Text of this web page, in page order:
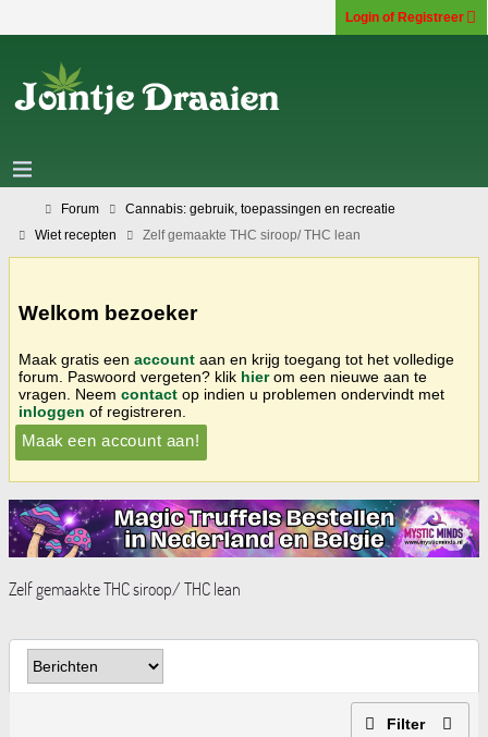
Login of Registreer
Forum
Cannabis: gebruik, toepassingen en recreatie
Wiet recepten
Zelf gemaakte THC siroop/ THC lean
Welkom bezoeker
Maak gratis een account aan en krijg toegang tot het volledige
forum. Paswoord vergeten? klik hierom een nieuwe aan te
vragen. Neem contact op indien u problemen ondervindt met
inloggen of registreren.
Maak een account aan!
Zelf gemaakte THC siroop/ THC lean
Filter